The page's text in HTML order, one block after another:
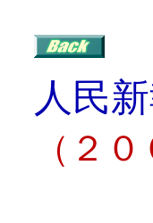
人民
（２